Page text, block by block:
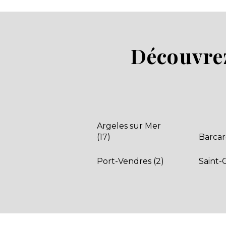
Seagreen
Sites et Paysages
Argeles sur Mer
(17)
Port-Vendres (2) Saint-